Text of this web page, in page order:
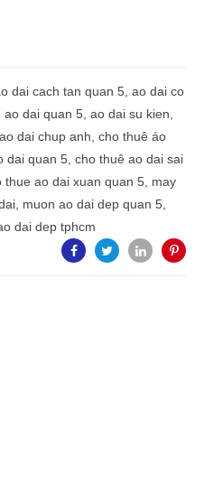
dai cach tan quan 5, ao dai co
ao dai quan 5, ao dai su kien,
dai chup anh, cho thuê áo
dai quan 5, cho thuê ao dai sai
thue ao dai xuan quan 5, may
, muon ao dai dep quan 5,
dai dep tphcm